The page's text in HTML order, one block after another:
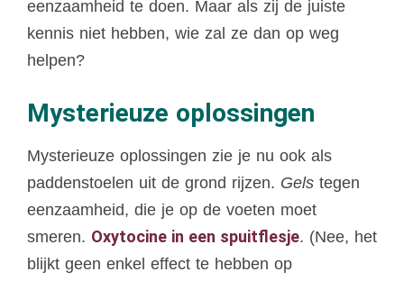
eenzaamheid te doen. Maar als zij de juiste
kennis niet hebben, wie zal ze dan op weg
helpen?
Mysterieuze oplossingen
Mysterieuze oplossingen zie je nu ook als
paddenstoelen uit de grond rijzen. Gels tegen
eenzaamheid, die je op de voeten moet
smeren. Oxytocine in een spuitflesje. (Nee, het
blijkt geen enkel effect te hebben op